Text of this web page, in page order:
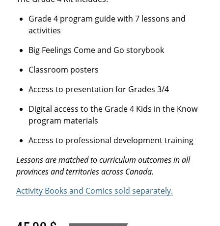
Grade 4 program guide with 7 lessons and
activities
Big Feelings Come and Go storybook
Classroom posters
Access to presentation for Grades 3/4
Digital access to the Grade 4 Kids in the Know
program materials
Access to professional development training
Lessons are matched to curriculum outcomes in all
provinces and territories across Canada.
Activity Books and Comics sold separately.